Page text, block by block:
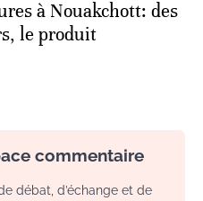
à Nouakchott: des
le produit
commentaire
débat, d’échange et de